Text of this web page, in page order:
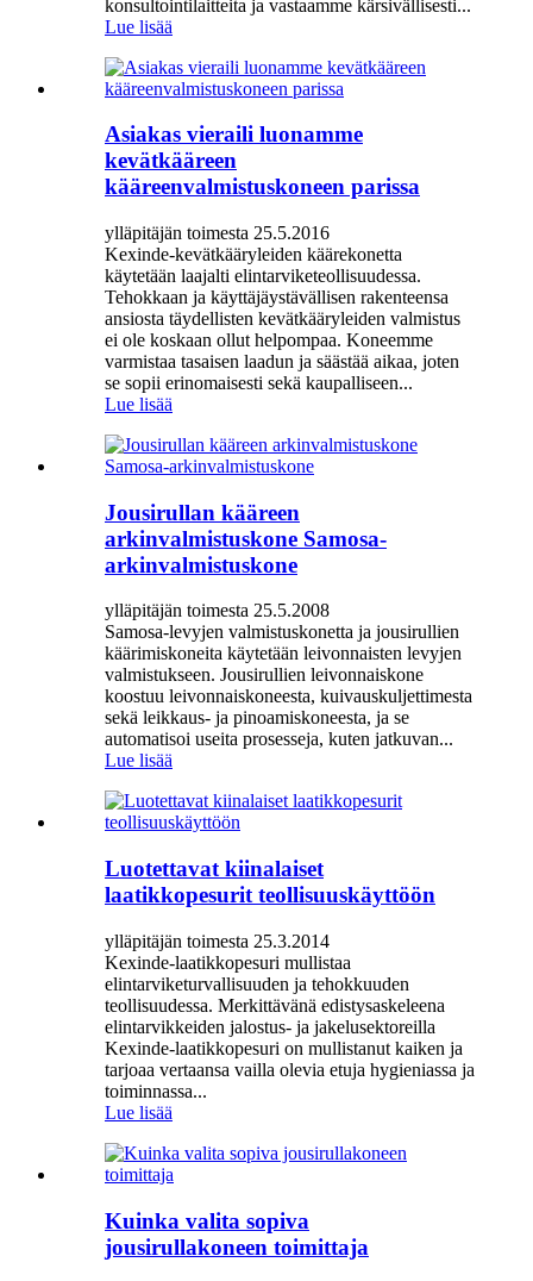
konsultointilaitteita ja vastaamme kärsivällisesti...
Lue lisää
Asiakas vieraili luonamme
kevätkääreen
kääreenvalmistuskoneen parissa
ylläpitäjän toimesta 25.5.2016
Kexinde-kevätkääryleiden käärekonetta
käytetään laajalti elintarviketeollisuudessa.
Tehokkaan ja käyttäjäystävällisen rakenteensa
ansiosta täydellisten kevätkääryleiden valmistus
ei ole koskaan ollut helpompaa. Koneemme
varmistaa tasaisen laadun ja säästää aikaa, joten
se sopii erinomaisesti sekä kaupalliseen...
Lue lisää
Jousirullan kääreen
arkinvalmistuskone Samosa-
arkinvalmistuskone
ylläpitäjän toimesta 25.5.2008
Samosa-levyjen valmistuskonetta ja jousirullien
käärimiskoneita käytetään leivonnaisten levyjen
valmistukseen. Jousirullien leivonnaiskone
koostuu leivonnaiskoneesta, kuivauskuljettimesta
sekä leikkaus- ja pinoamiskoneesta, ja se
automatisoi useita prosesseja, kuten jatkuvan...
Lue lisää
Luotettavat kiinalaiset
laatikkopesurit teollisuuskäyttöön
ylläpitäjän toimesta 25.3.2014
Kexinde-laatikkopesuri mullistaa
elintarviketurvallisuuden ja tehokkuuden
teollisuudessa. Merkittävänä edistysaskeleena
elintarvikkeiden jalostus- ja jakelusektoreilla
Kexinde-laatikkopesuri on mullistanut kaiken ja
tarjoaa vertaansa vailla olevia etuja hygieniassa ja
toiminnassa...
Lue lisää
Kuinka valita sopiva
jousirullakoneen toimittaja